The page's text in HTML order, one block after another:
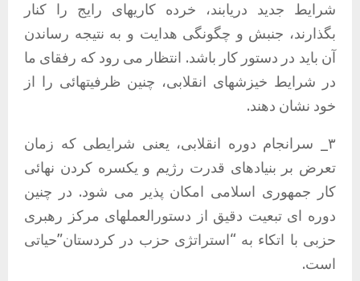
شرایط جدید دریابند، خرده کاریهای رایج را کنار
بگذارند، جنبش و چگونگی هدایت و بە نتیجە رساندن
آن باید در دستور کار باشد. انتظار می رود که رفقای ما
در شرایط خیزشهای انقلابی، چنین ظرفیتهائی را از
خود نشان دهند.
٣_ سرانجام دوره انقلابی، یعنی شرایطی که زمان
تعرض بر بنیادهای قدرت رژیم و یکسره کردن نهائی
کار جمهوری اسلامی امکان پذیر می شود. در چنین
دوره ای تبعیت دقیق از دستورالعملهای مرکز رهبری
حزبی با اتکاء به “استراتژی حزب در کردستان”حیاتی
است.